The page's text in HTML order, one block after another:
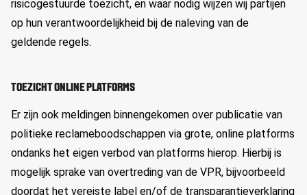
risicogestuurde toezicht, en waar nodig wijzen wij partijen
op hun verantwoordelijkheid bij de naleving van de
geldende regels.
TOEZICHT ONLINE PLATFORMS
Er zijn ook meldingen binnengekomen over publicatie van
politieke reclameboodschappen via grote, online platforms
ondanks het eigen verbod van platforms hierop. Hierbij is
mogelijk sprake van overtreding van de VPR, bijvoorbeeld
doordat het vereiste label en/of de transparantieverklaring